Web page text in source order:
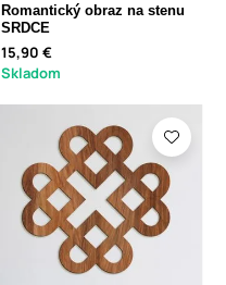
Romantický obraz na stenu
SRDCE
15,90 €
Skladom